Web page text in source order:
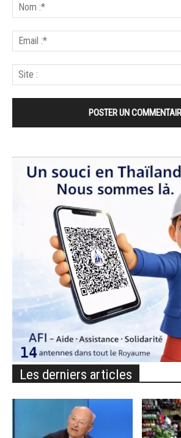
Les derniers articles